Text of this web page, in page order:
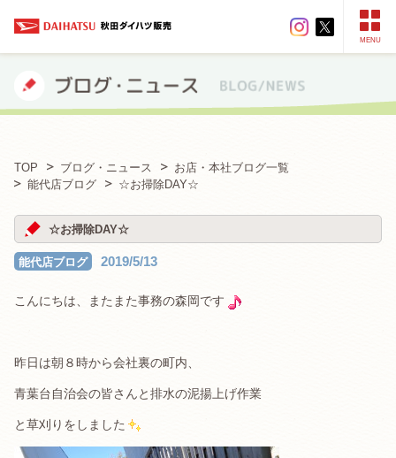
MENU
TOP ブログ・ニュース
お店・本社ブログ一覧
能代店ブログ
☆お掃除DAY☆
☆お掃除DAY☆
能代店ブログ 2019/5/13
こんにちは、またまた事務の森岡です
昨日は朝８時から会社裏の町内、
青葉台自治会の皆さんと排水の泥揚上げ作業
と草刈りをしました